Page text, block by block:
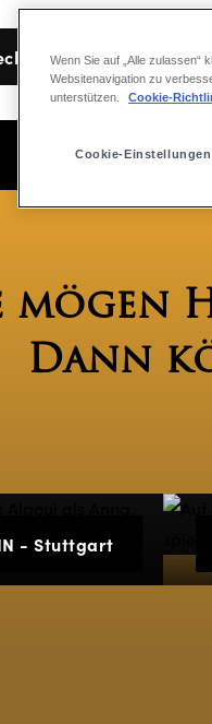
Hamilton
mögen
Dann
- Stuttgart
Wenn Sie auf „Alle zulassen“
Websitenavigation zu
unterstützen.
Cookie-
Cookie-Einstellungen